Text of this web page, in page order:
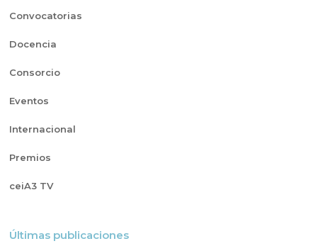
Convocatorias
Docencia
Consorcio
Eventos
Internacional
Premios
ceiA3 TV
Últimas publicaciones